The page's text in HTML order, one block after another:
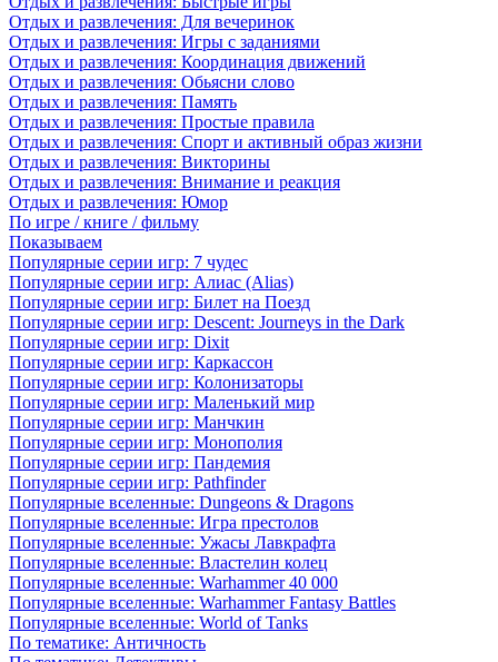
Отдых и развлечения: Для вечеринок
Отдых и развлечения: Игры с заданиями
Отдых и развлечения: Координация движений
Отдых и развлечения: Обьясни слово
Отдых и развлечения: Память
Отдых и развлечения: Простые правила
Отдых и развлечения: Спорт и активный образ жизни
Отдых и развлечения: Викторины
Отдых и развлечения: Внимание и реакция
Отдых и развлечения: Юмор
По игре / книге / фильму
Показываем
Популярные серии игр: 7 чудес
Популярные серии игр: Алиас (Alias)
Популярные серии игр: Билет на Поезд
Популярные серии игр: Descent: Journeys in the Dark
Популярные серии игр: Dixit
Популярные серии игр: Каркассон
Популярные серии игр: Колонизаторы
Популярные серии игр: Маленький мир
Популярные серии игр: Манчкин
Популярные серии игр: Монополия
Популярные серии игр: Пандемия
Популярные серии игр: Pathfinder
Популярные вселенные: Dungeons & Dragons
Популярные вселенные: Игра престолов
Популярные вселенные: Ужасы Лавкрафта
Популярные вселенные: Властелин колец
Популярные вселенные: Warhammer 40 000
Популярные вселенные: Warhammer Fantasy Battles
Популярные вселенные: World of Tanks
По тематике: Античность